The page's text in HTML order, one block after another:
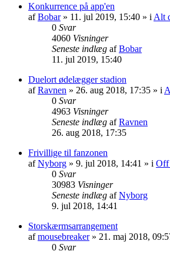
Konkurrence på app'en
afBobar» 11. jul 2019, 15:40 » i Alt
0 Svar
4060 Visninger
Seneste indlæg afBobar
11. jul 2019, 15:40
Duelort ødelægger stadion
afRavnen » 26. aug 2018, 17:35 » i
0 Svar
4963 Visninger
Seneste indlæg afRavnen
26. aug 2018, 17:35
Frivillige til fanzonen
afNyborg » 9. jul 2018, 14:41 » i Off
0 Svar
30983 Visninger
Seneste indlæg afNyborg
9. jul 2018, 14:41
Storskærmsarrangement
afmousebreaker» 21. maj 2018,
0 Svar